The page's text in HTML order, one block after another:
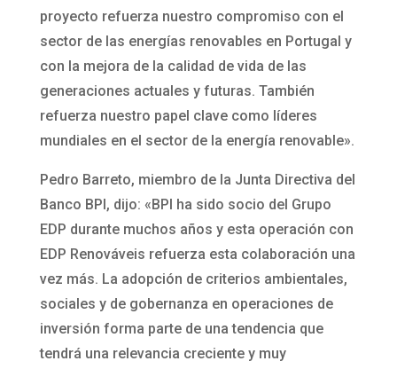
proyecto refuerza nuestro compromiso con el
sector de las energías renovables en Portugal y
con la mejora de la calidad de vida de las
generaciones actuales y futuras. También
refuerza nuestro papel clave como líderes
mundiales en el sector de la energía renovable».
Pedro Barreto, miembro de la Junta Directiva del
Banco BPI, dijo: «BPI ha sido socio del Grupo
EDP durante muchos años y esta operación con
EDP Renováveis refuerza esta colaboración una
vez más. La adopción de criterios ambientales,
sociales y de gobernanza en operaciones de
inversión forma parte de una tendencia que
tendrá una relevancia creciente y muy